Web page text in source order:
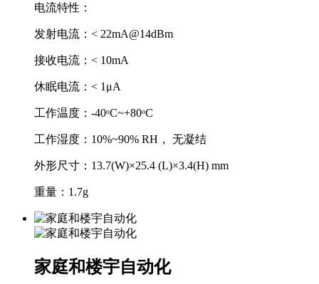
电流特性：
发射电流：< 22mA@14dBm
接收电流：< 10mA
休眠电流：< 1μA
工作温度：-40ᵒC~+80ᵒC
工作湿度：10%~90% RH， 无凝结
外形尺寸：13.7(W)×25.4 (L)×3.4(H) mm
重量：1.7g
家庭和楼宇自动化